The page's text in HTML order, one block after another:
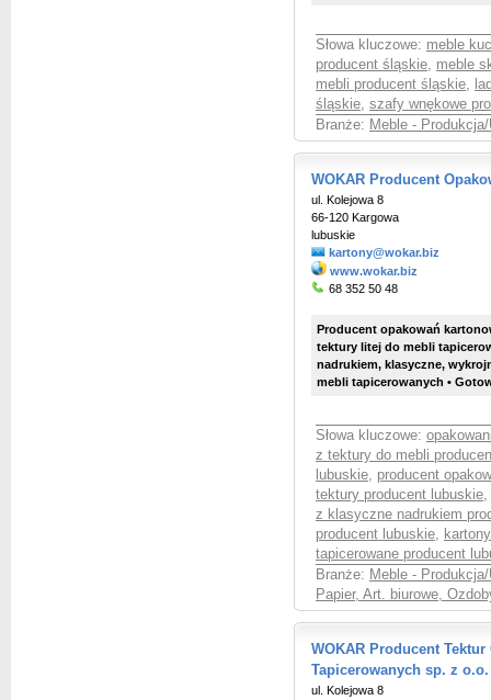
Słowa kluczowe: meble
producent śląskie, meble
mebli producent śląskie,
śląskie, szafy wnękowe
Branże: Meble - Produkcja/
WOKAR Producent
ul. Kolejowa 8
66-120 Kargowa
lubuskie
kartony@wokar.biz
www.wokar.biz
68 352 50 48
Producent opakowań
tektury litej do mebli
nadrukiem, klasyczne,
mebli tapicerowanych •
Słowa kluczowe:
z tektury do mebli
lubuskie, producent
tektury producent lubuskie,
z klasyczne nadrukiem
producent lubuskie,
tapicerowane producent
Branże: Meble - Produkcja/
Papier, Art. biurowe,
WOKAR Producent
Tapicerowanych sp. z o.o.
ul. Kolejowa 8